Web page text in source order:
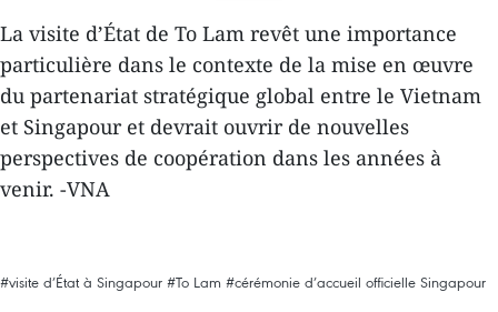
La visite d’État de To Lam revêt une importance
particulière dans le contexte de la mise en œuvre
du partenariat stratégique global entre le Vietnam
et Singapour et devrait ouvrir de nouvelles
perspectives de coopération dans les années à
venir. -VNA
#visite d’État à Singapour #To Lam #cérémonie d’accueil officielle Singapour